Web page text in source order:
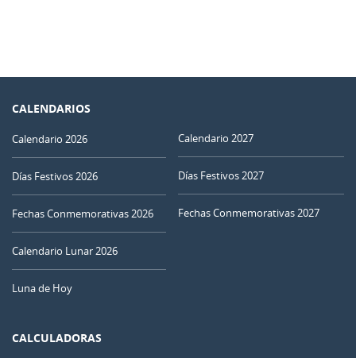
CALENDARIOS
Calendario 2026
Días Festivos 2026
Fechas Conmemorativas 2026
Calendario Lunar 2026
Luna de Hoy
Calendario 2027
Días Festivos 2027
Fechas Conmemorativas 2027
CALCULADORAS